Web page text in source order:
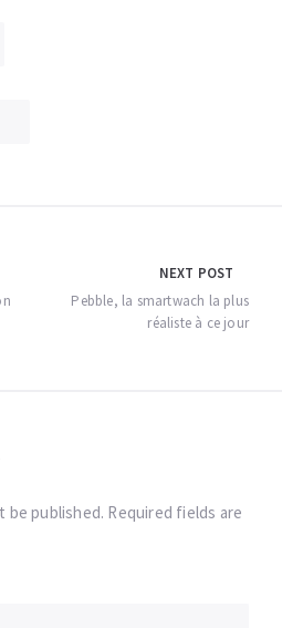
NEXT POST
Pebble, la smartwach la plus
réaliste à ce jour
be published. Required fields are